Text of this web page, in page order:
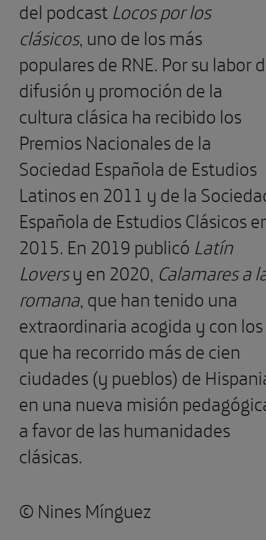
del podcastLocos por los
clásicos, uno de los más
populares de RNE. Por su labor
difusión y promoción de la
cultura clásica ha recibido los
Premios Nacionales de la
Sociedad Española de Estudios
Latinos en 2011 y de la
Española de Estudios Clásicos
2015. En 2019 publicó Latín
Loversy en 2020, Calamares a
romana, que han tenido una
extraordinaria acogida y con los
que ha recorrido más de cien
ciudades (y pueblos) de
en una nueva misión
a favor de las humanidades
clásicas.
© Nines Mínguez